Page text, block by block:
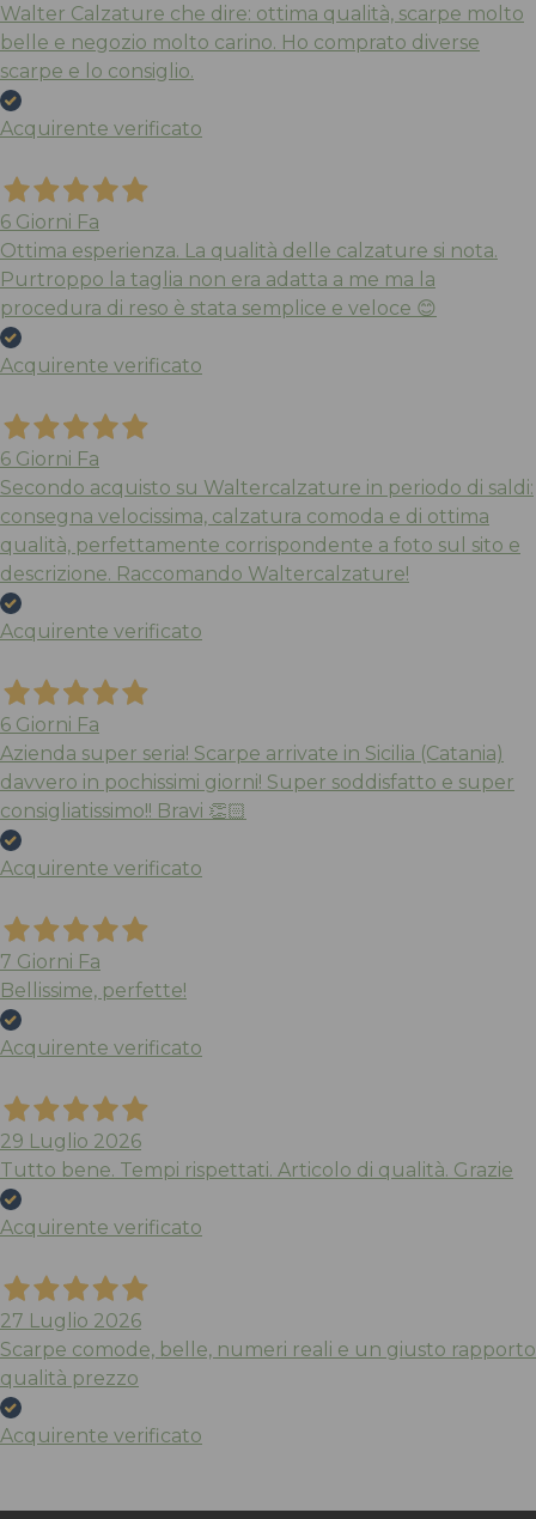
Walter Calzature che dire: ottima qualità, scarpe molto
belle e negozio molto carino. Ho comprato diverse
scarpe e lo consiglio.
Acquirente verificato
6 Giorni Fa
Ottima esperienza. La qualità delle calzature si nota.
Purtroppo la taglia non era adatta a me ma la
procedura di reso è stata semplice e veloce 😊
Acquirente verificato
6 Giorni Fa
Secondo acquisto su Waltercalzature in periodo di saldi:
consegna velocissima, calzatura comoda e di ottima
qualità, perfettamente corrispondente a foto sul sito e
descrizione. Raccomando Waltercalzature!
Acquirente verificato
6 Giorni Fa
Azienda super seria! Scarpe arrivate in Sicilia (Catania)
davvero in pochissimi giorni! Super soddisfatto e super
consigliatissimo!! Bravi 👏🏻
Acquirente verificato
7 Giorni Fa
Bellissime, perfette!
Acquirente verificato
29 Luglio 2026
Tutto bene. Tempi rispettati. Articolo di qualità. Grazie
Acquirente verificato
27 Luglio 2026
Scarpe comode, belle, numeri reali e un giusto rapporto
qualità prezzo
Acquirente verificato